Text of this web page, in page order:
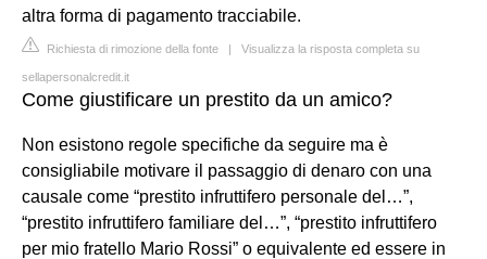
altra forma di pagamento tracciabile.
Richiesta di rimozione della fonte | Visualizza la risposta completa su
sellapersonalcredit.it
Come giustificare un prestito da un amico?
Non esistono regole specifiche da seguire ma è
consigliabile motivare il passaggio di denaro con una
causale come “prestito infruttifero personale del…”,
“prestito infruttifero familiare del…”, “prestito infruttifero
per mio fratello Mario Rossi” o equivalente ed essere in